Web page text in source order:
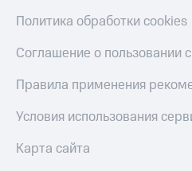
Политика обработки cookies
Соглашение о пользовании
Правила применения
Условия использования
Карта сайта